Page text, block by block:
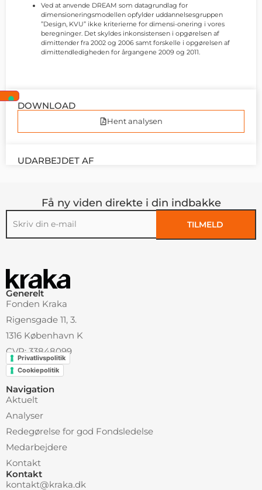
Ved at anvende DREAM som datagrundlag for
dimensioneringsmodellen opfylder uddannelsesgruppen
”Design, KVU” ikke kriterierne for dimensi-onering i vores
beregninger. Det skyldes inkonsistensen i opgørelsen af
dimittender fra 2002 og 2006 samt forskelle i opgørelsen af
dimittendledigheden for årgangene 2009 og 2011.
DOWNLOAD
Hent analysen
UDARBEJDET AF
Få ny viden direkte i din indbakke
TILMELD
Generelt
Fonden Kraka
Rigensgade 11, 3.
1316 København K
CVR: 33848099
Privatlivspolitik
Cookiepolitik
Navigation
Aktuelt
Analyser
Redegørelse for god Fondsledelse
Medarbejdere
Kontakt
Kontakt
kontakt@kraka.dk